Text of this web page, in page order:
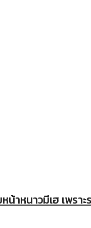
าหนาวมีเฮ เพราะ